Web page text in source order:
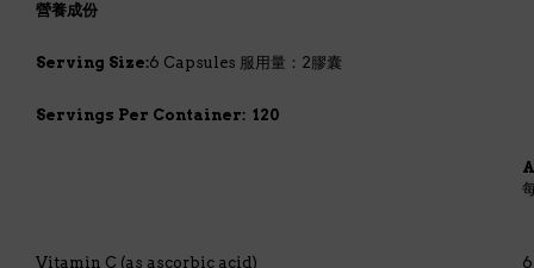
營養成份
Serving Size:6 Capsules 服用量：2膠囊
Servings Per Container: 120
Vitamin C (as ascorbic acid)